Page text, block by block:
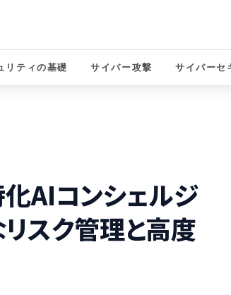
リティの基礎 サイバー攻撃 サイバーセ
AIコンシェルジ
スク管理と高度